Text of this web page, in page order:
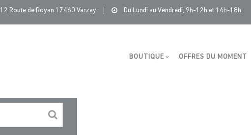
12 Route de Royan 17460 Varzay Du Lundi au Vendredi, 9h-12h et 14h-18h
BOUTIQUE OFFRES DU MOMENT
Boutique